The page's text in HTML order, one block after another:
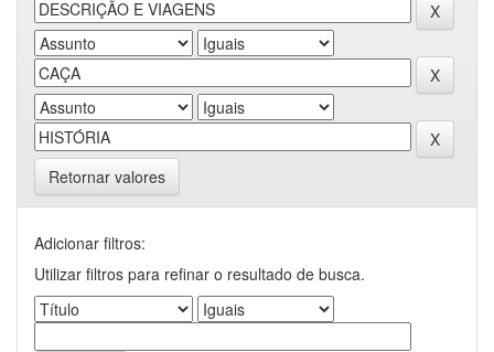
Retornar valores
Adicionar filtros:
Utilizar filtros para refinar o resultado de busca.